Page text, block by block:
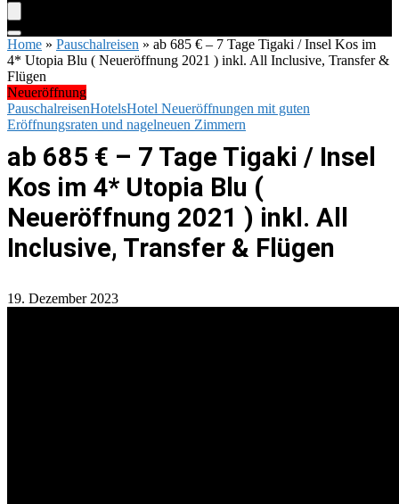
Home » Pauschalreisen » ab 685 € – 7 Tage Tigaki / Insel Kos im
4* Utopia Blu ( Neueröffnung 2021 ) inkl. All Inclusive, Transfer &
Flügen
Neueröffnung
PauschalreisenHotelsHotel Neueröffnungen mit guten
Eröffnungsraten und nagelneuen Zimmern
ab 685 € – 7 Tage Tigaki / Insel
Kos im 4* Utopia Blu (
Neueröffnung 2021 ) inkl. All
Inclusive, Transfer & Flügen
19. Dezember 2023